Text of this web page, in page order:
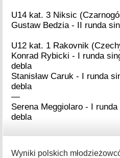
U14 kat. 3 Niksic
Gustaw Bedzia - II runda
U12 kat. 1 Rakovnik
Konrad Rybicki - I runda
debla
Stanisław Caruk - I runda
debla
—
Serena Meggiolaro - I
debla
Wyniki polskich